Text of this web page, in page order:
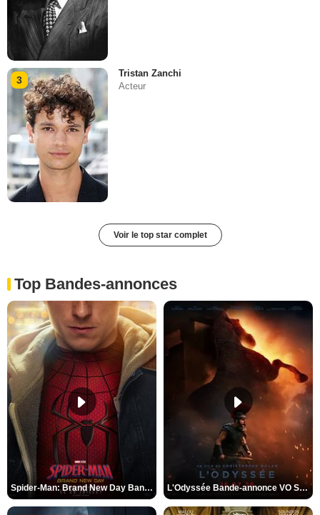
3
Tristan Zanchi
Acteur
Voir le top star complet
Top Bandes-annonces
Spider-Man: Brand New Day Bande-annonce VO STFR L'Odyssée Bande-annonce VO STFR